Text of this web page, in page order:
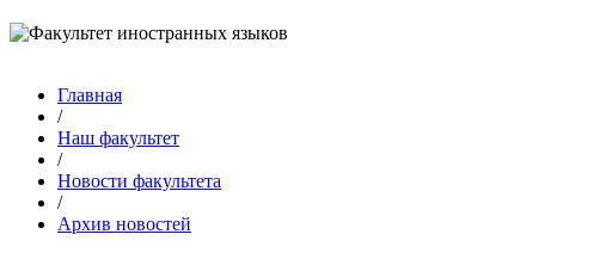
Главная
/
Наш факультет
/
Новости факультета
/
Архив новостей